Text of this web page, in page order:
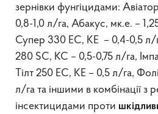
зернівки фунгіцидами:
0,8-1,0 л/га, Абакус, мк.е. –
Супер 330 ЕС, КЕ – 0,4-0,5 л/
280 SC, КС – 0,5-0,75 л/га,
Тілт 250 ЕС, КЕ – 0,5 л/га,
л/га та іншими в комбінації з
інсектицидами проти